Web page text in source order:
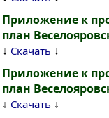
Приложение к
план
↓ Скачать ↓
Приложение к
план
↓ Скачать ↓